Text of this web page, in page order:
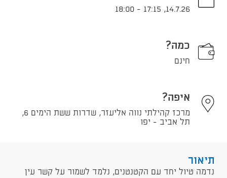
14.7.26
,
17:15
-
18:00
כמה?
חינם
איפה?
מרכז קהילתי נווה אליעזר, שדרות ששת הימים 6,
תל אביב - יפו
תיאור
נדמה טיול יחד עם הקטנטנים, נלמד לשמור על קשר עין